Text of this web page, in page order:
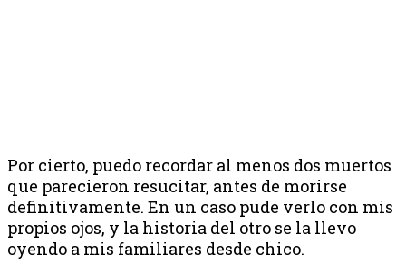
Por cierto, puedo recordar al menos dos muertos
que parecieron resucitar, antes de morirse
definitivamente. En un caso pude verlo con mis
propios ojos, y la historia del otro se la llevo
oyendo a mis familiares desde chico.